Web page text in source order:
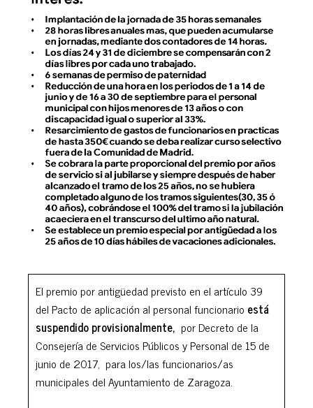
El premio por antigüedad previsto en el artículo 39
del Pacto de aplicación al personal funcionario está
suspendido provisionalmente, por Decreto de la
Consejería de Servicios Públicos y Personal de 15 de
junio de 2017, para los/las funcionarios/as
municipales del Ayuntamiento de Zaragoza.